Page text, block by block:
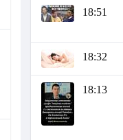
18:51
18:32
18:13